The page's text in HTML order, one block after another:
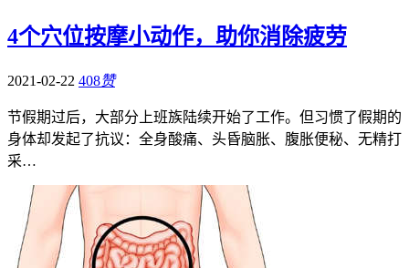
4个穴位按摩小动作，助你消除疲劳
2021-02-22 408赞
节假期过后，大部分上班族陆续开始了工作。但习惯了假期的
身体却发起了抗议：全身酸痛、头昏脑胀、腹胀便秘、无精打
采…